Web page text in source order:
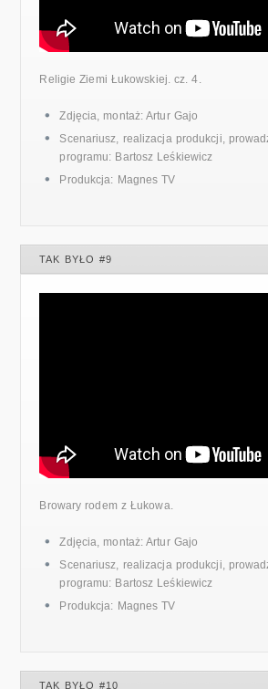
Religie Ziemi Łukowskiej. cz. 4.
Zdjęcia, montaż: Artur Gajo
Scenariusz, realizacja produkcji,
programu: Bartosz Leśkiewicz
Produkcja: Magnes TV
TAK BYŁO #9
Browary rodem z Łukowa.
Zdjęcia, montaż: Artur Gajo
Scenariusz, realizacja produkcji,
programu: Bartosz Leśkiewicz
Produkcja: Magnes TV
TAK BYŁO #10